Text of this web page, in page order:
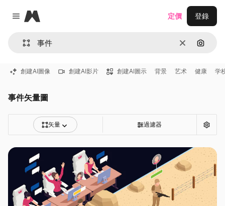
Close menu
Magnific
清除 通過圖
定價 登錄
創建AI圖像 創建AI影片 創建AI圖示 背景 艺术 健康 学
事件矢量圖
矢量 過濾器